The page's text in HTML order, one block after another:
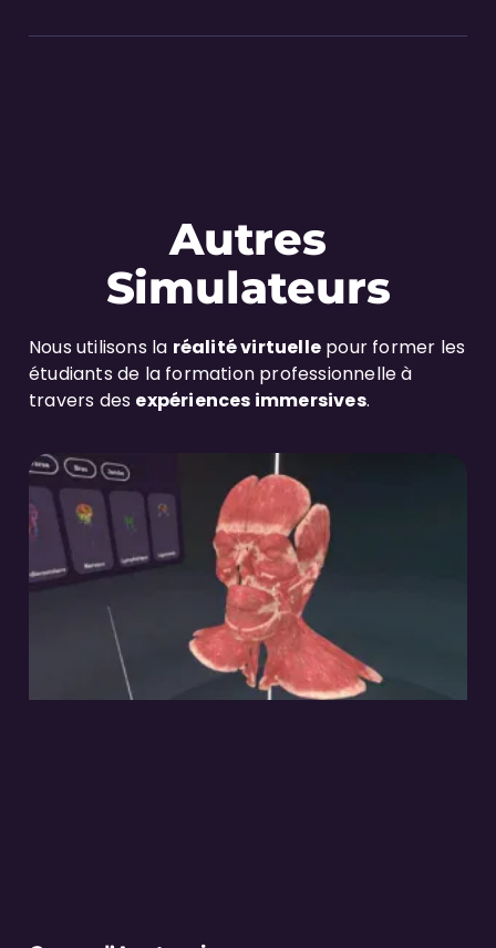
Autres
Simulateurs
Nous utilisons la réalité virtuelle pour former les
étudiants de la formation professionnelle à
travers des expériences immersives.